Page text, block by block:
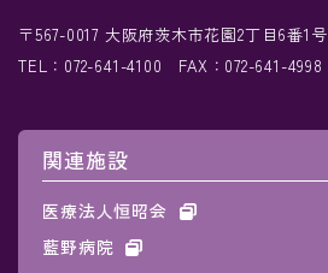
〒567-0017 大阪府茨木市花園2丁目6番1号
TEL：072-641-4100 FAX：072-641-4998
関連施設
医療法人恒昭会
藍野病院